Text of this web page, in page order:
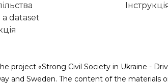
dataset
project «Strong Civil Society in Ukraine -
and Sweden. The content of the materials